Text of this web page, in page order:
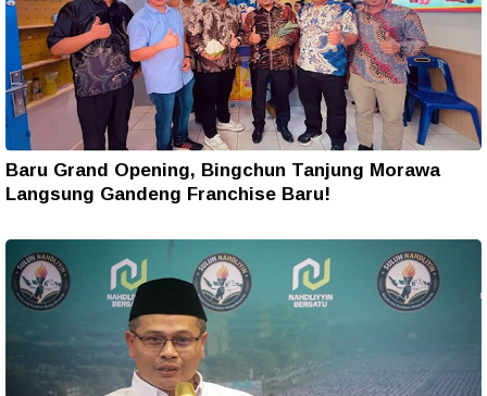
Baru Grand Opening, Bingchun Tanjung Morawa
Langsung Gandeng Franchise Baru!